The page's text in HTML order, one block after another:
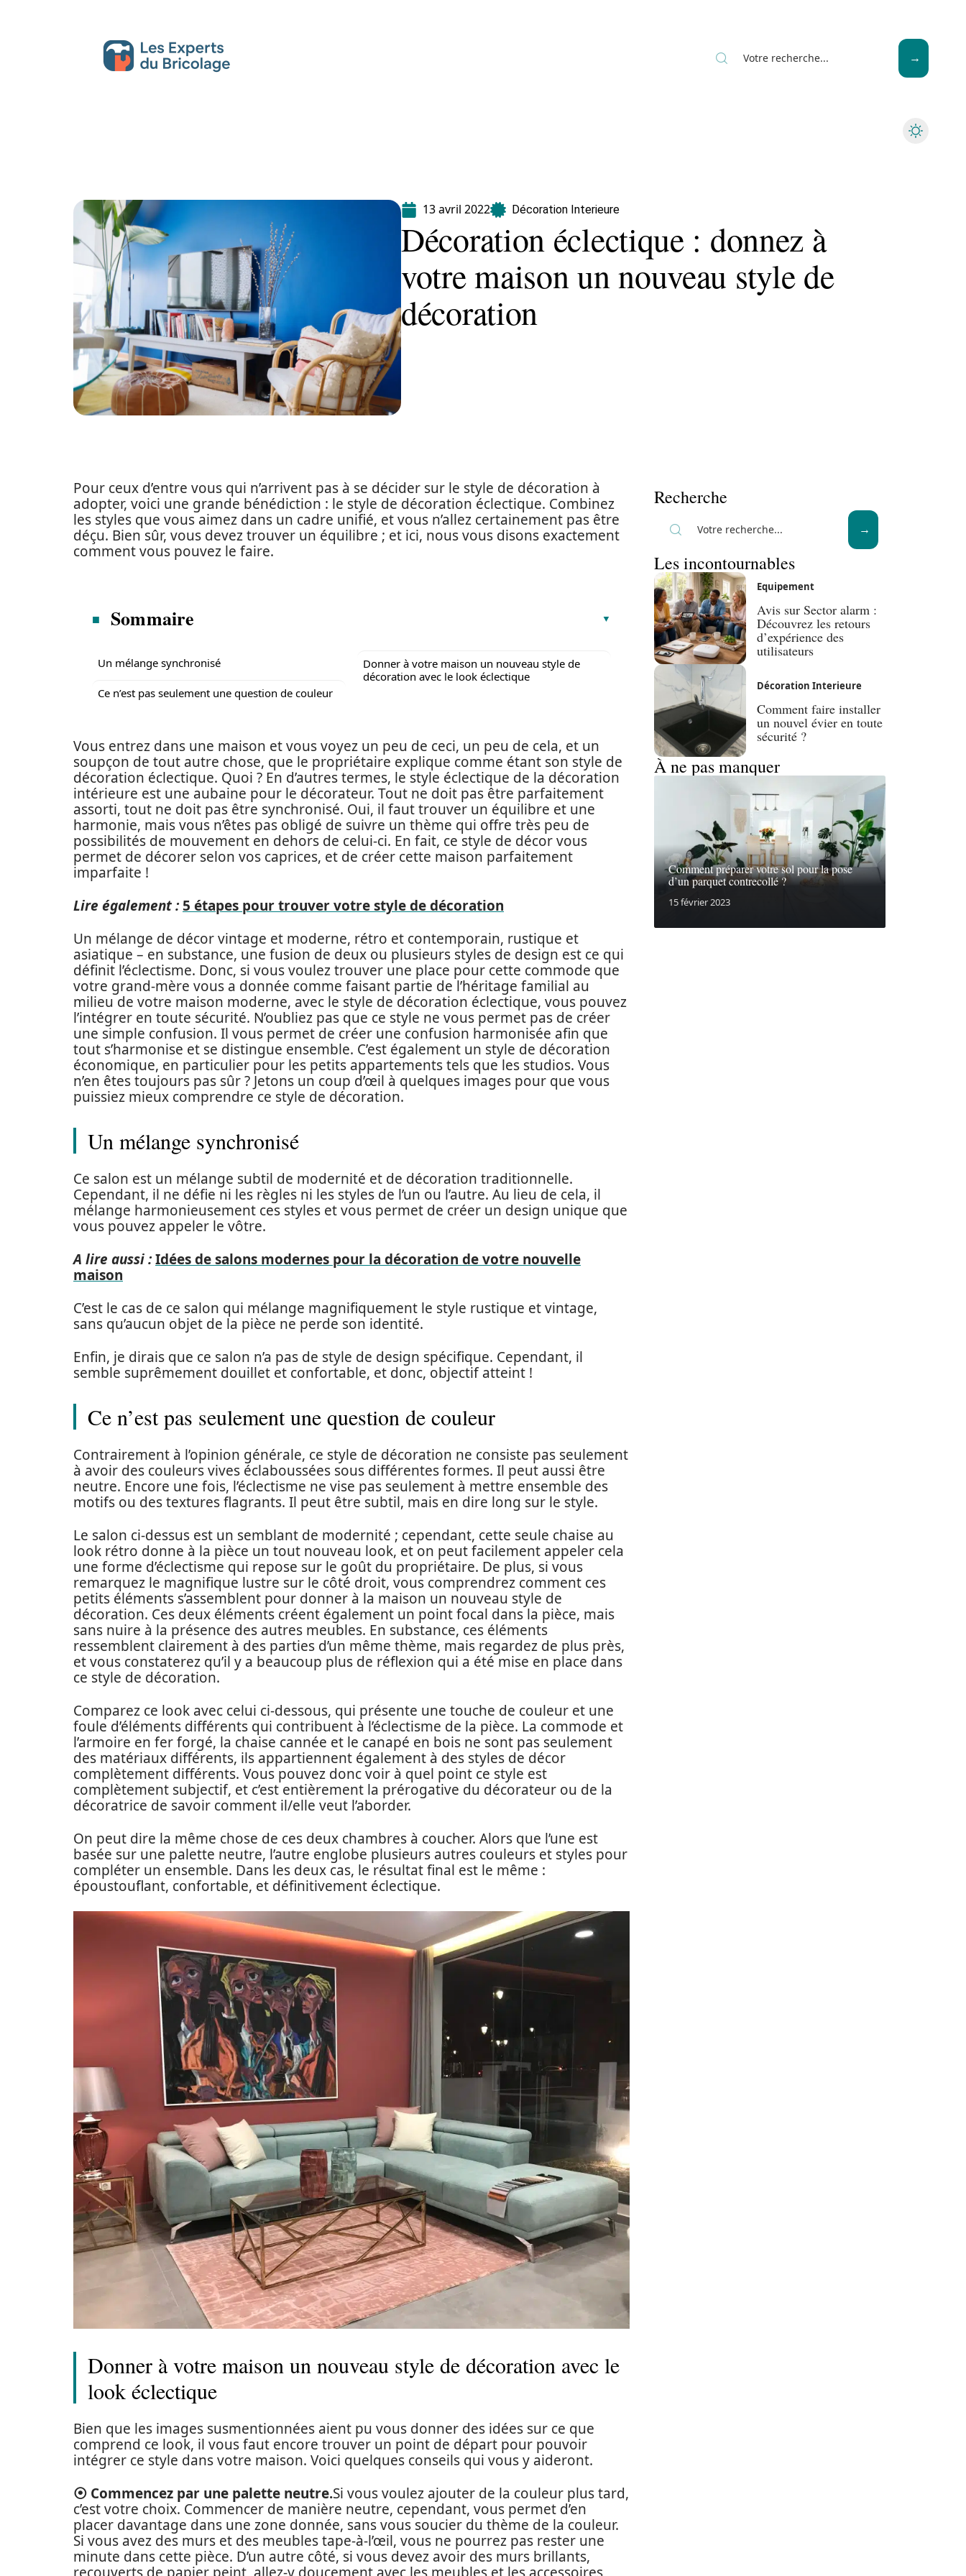
13 avril 2022 Décoration Interieure
Décoration éclectique : donnez à
votre maison un nouveau style de
décoration
Pour ceux d’entre vous qui n’arrivent pas à se décider sur le style de décoration à
adopter, voici une grande bénédiction : le style de décoration éclectique. Combinez
les styles que vous aimez dans un cadre unifié, et vous n’allez certainement pas être
déçu. Bien sûr, vous devez trouver un équilibre ; et ici, nous vous disons exactement
comment vous pouvez le faire.
Sommaire
Un mélange synchronisé
Ce n’est pas seulement une question de couleur
Donner à votre maison un nouveau style de
décoration avec le look éclectique
Vous entrez dans une maison et vous voyez un peu de ceci, un peu de cela, et un
soupçon de tout autre chose, que le propriétaire explique comme étant son style de
décoration éclectique. Quoi ? En d’autres termes, le style éclectique de la décoration
intérieure est une aubaine pour le décorateur. Tout ne doit pas être parfaitement
assorti, tout ne doit pas être synchronisé. Oui, il faut trouver un équilibre et une
harmonie, mais vous n’êtes pas obligé de suivre un thème qui offre très peu de
possibilités de mouvement en dehors de celui-ci. En fait, ce style de décor vous
permet de décorer selon vos caprices, et de créer cette maison parfaitement
imparfaite !
Lire également : 5 étapes pour trouver votre style de décoration
Un mélange de décor vintage et moderne, rétro et contemporain, rustique et
asiatique – en substance, une fusion de deux ou plusieurs styles de design est ce qui
définit l’éclectisme. Donc, si vous voulez trouver une place pour cette commode que
votre grand-mère vous a donnée comme faisant partie de l’héritage familial au
milieu de votre maison moderne, avec le style de décoration éclectique, vous pouvez
l’intégrer en toute sécurité. N’oubliez pas que ce style ne vous permet pas de créer
une simple confusion. Il vous permet de créer une confusion harmonisée afin que
tout s’harmonise et se distingue ensemble. C’est également un style de décoration
économique, en particulier pour les petits appartements tels que les studios. Vous
n’en êtes toujours pas sûr ? Jetons un coup d’œil à quelques images pour que vous
puissiez mieux comprendre ce style de décoration.
Un mélange synchronisé
Ce salon est un mélange subtil de modernité et de décoration traditionnelle.
Cependant, il ne défie ni les règles ni les styles de l’un ou l’autre. Au lieu de cela, il
mélange harmonieusement ces styles et vous permet de créer un design unique que
vous pouvez appeler le vôtre.
A lire aussi :Idées de salons modernes pour la décoration de votre nouvelle
maison
C’est le cas de ce salon qui mélange magnifiquement le style rustique et vintage,
sans qu’aucun objet de la pièce ne perde son identité.
Enfin, je dirais que ce salon n’a pas de style de design spécifique. Cependant, il
semble suprêmement douillet et confortable, et donc, objectif atteint !
Ce n’est pas seulement une question de couleur
Contrairement à l’opinion générale, ce style de décoration ne consiste pas seulement
à avoir des couleurs vives éclaboussées sous différentes formes. Il peut aussi être
neutre. Encore une fois, l’éclectisme ne vise pas seulement à mettre ensemble des
motifs ou des textures flagrants. Il peut être subtil, mais en dire long sur le style.
Le salon ci-dessus est un semblant de modernité ; cependant, cette seule chaise au
look rétro donne à la pièce un tout nouveau look, et on peut facilement appeler cela
une forme d’éclectisme qui repose sur le goût du propriétaire. De plus, si vous
remarquez le magnifique lustre sur le côté droit, vous comprendrez comment ces
petits éléments s’assemblent pour donner à la maison un nouveau style de
décoration. Ces deux éléments créent également un point focal dans la pièce, mais
sans nuire à la présence des autres meubles. En substance, ces éléments
ressemblent clairement à des parties d’un même thème, mais regardez de plus près,
et vous constaterez qu’il y a beaucoup plus de réflexion qui a été mise en place dans
ce style de décoration.
Comparez ce look avec celui ci-dessous, qui présente une touche de couleur et une
foule d’éléments différents qui contribuent à l’éclectisme de la pièce. La commode et
l’armoire en fer forgé, la chaise cannée et le canapé en bois ne sont pas seulement
des matériaux différents, ils appartiennent également à des styles de décor
complètement différents. Vous pouvez donc voir à quel point ce style est
complètement subjectif, et c’est entièrement la prérogative du décorateur ou de la
décoratrice de savoir comment il/elle veut l’aborder.
On peut dire la même chose de ces deux chambres à coucher. Alors que l’une est
basée sur une palette neutre, l’autre englobe plusieurs autres couleurs et styles pour
compléter un ensemble. Dans les deux cas, le résultat final est le même :
époustouflant, confortable, et définitivement éclectique.
Donner à votre maison un nouveau style de décoration avec le
look éclectique
Bien que les images susmentionnées aient pu vous donner des idées sur ce que
comprend ce look, il vous faut encore trouver un point de départ pour pouvoir
intégrer ce style dans votre maison. Voici quelques conseils qui vous y aideront.
⦿ Commencez par une palette neutre.Si vous voulez ajouter de la couleur plus tard,
c’est votre choix. Commencer de manière neutre, cependant, vous permet d’en
placer davantage dans une zone donnée, sans vous soucier du thème de la couleur.
Si vous avez des murs et des meubles tape-à-l’œil, vous ne pourrez pas rester une
minute dans cette pièce. D’un autre côté, si vous devez avoir des murs brillants,
recouverts de papier peint, allez-y doucement avec les meubles et les accessoires
Recherche
Les incontournables
Equipement
Avis sur Sector alarm :
Découvrez les retours
d’expérience des
utilisateurs
Décoration Interieure
Comment faire installer
un nouvel évier en toute
sécurité ?
À ne pas manquer
Comment préparer votre sol pour la pose
d’un parquet contrecollé ?
15 février 2023